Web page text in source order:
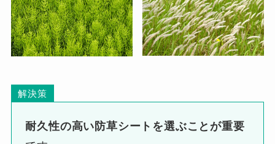
解決策
耐久性の高い防草シートを選ぶことが重要